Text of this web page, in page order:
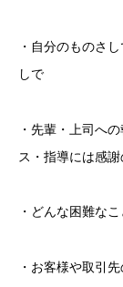
・自分のものさ
しで
・先輩・上司へ
ス・指導には感謝
・どんな困難な
・お客様や取引